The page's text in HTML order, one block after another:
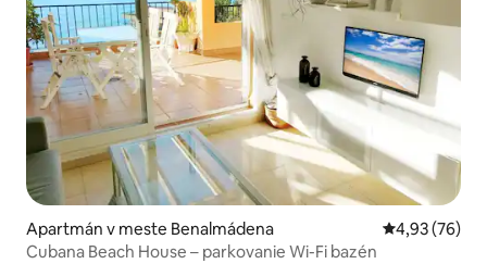
Apartmán v meste Benalmádena Priemerné
4,93 (76)
Cubana Beach House – parkovanie Wi-Fi bazén